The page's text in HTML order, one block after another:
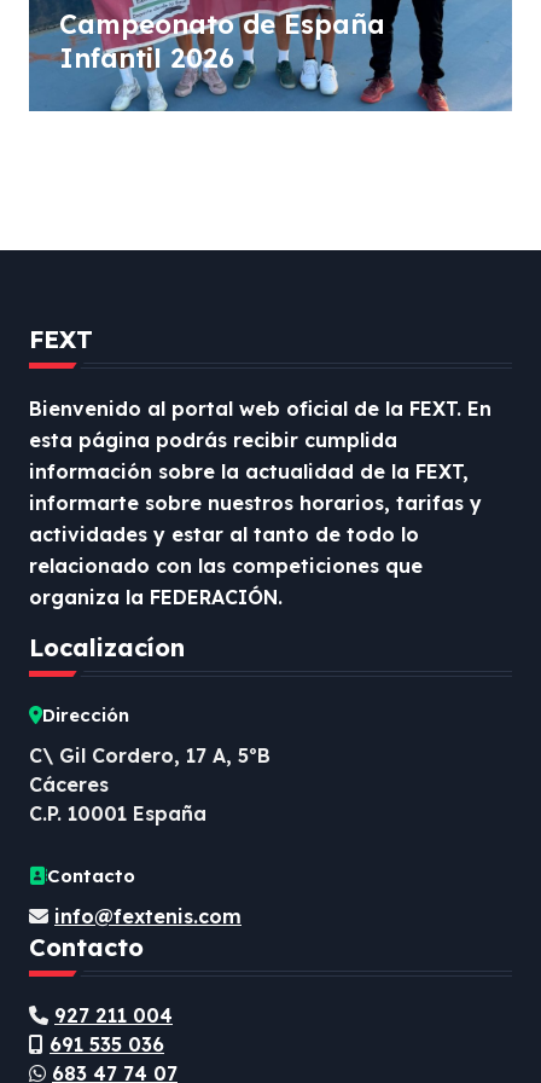
Campeonato de España
Infantil 2026
FEXT
Bienvenido al portal web oficial de la FEXT. En
esta página podrás recibir cumplida
información sobre la actualidad de la FEXT,
informarte sobre nuestros horarios, tarifas y
actividades y estar al tanto de todo lo
relacionado con las competiciones que
organiza la FEDERACIÓN.
Localizacíon
Dirección
C\ Gil Cordero, 17 A, 5ºB
Cáceres
C.P. 10001 España
Contacto
info@fextenis.com
Contacto
927 211 004
691 535 036
683 47 74 07